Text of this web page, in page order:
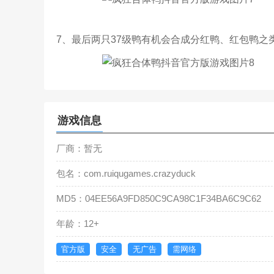
7、最后两只37级鸭有机会合成分红鸭、红包鸭之
游戏信息
厂商：暂无
包名：com.ruiqugames.crazyduck
MD5：04EE56A9FD850C9CA98C1F34BA6C9C62
年龄：12+
官方版 安全 无广告 需网络